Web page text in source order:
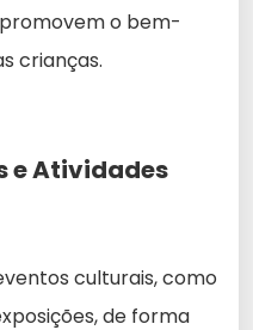
o bem-
crianças.
e Atividades
culturais, como
de forma